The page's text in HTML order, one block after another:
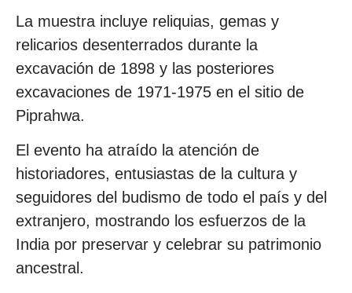
La muestra incluye reliquias, gemas y
relicarios desenterrados durante la
excavación de 1898 y las posteriores
excavaciones de 1971-1975 en el sitio de
Piprahwa.
El evento ha atraído la atención de
historiadores, entusiastas de la cultura y
seguidores del budismo de todo el país y del
extranjero, mostrando los esfuerzos de la
India por preservar y celebrar su patrimonio
ancestral.